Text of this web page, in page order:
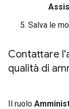
Salva le
Contattare
qualità di
Il ruolo